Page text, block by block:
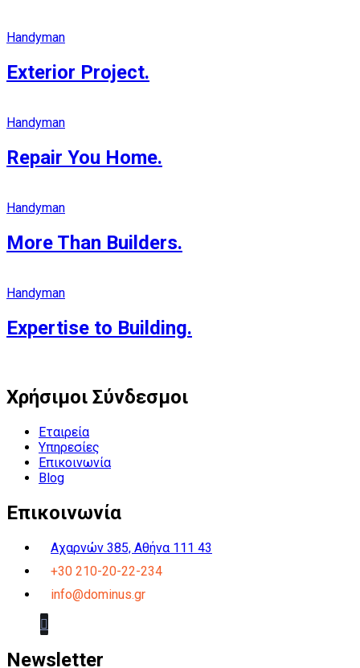
Handyman
Exterior Project.
Handyman
Repair You Home.
Handyman
More Than Builders.
Handyman
Expertise to Building.
Χρήσιμοι Σύνδεσμοι
Εταιρεία
Υπηρεσίες
Επικοινωνία
Blog
Επικοινωνία
Αχαρνών 385, Αθήνα 111 43
+30 210-20-22-234
info@dominus.gr
Newsletter